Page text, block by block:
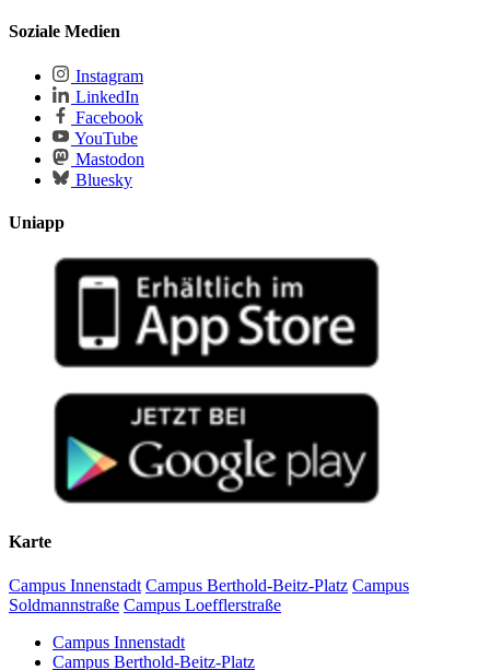
Soziale Medien
Instagram
LinkedIn
Facebook
YouTube
Mastodon
Bluesky
Uniapp
Karte
Campus Innenstadt Campus Berthold-Beitz-Platz Campus
Soldmannstraße Campus Loefflerstraße
Campus Innenstadt
Campus Berthold-Beitz-Platz